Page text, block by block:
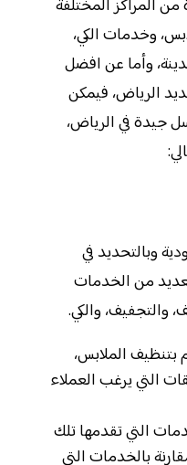
المراكز المختلفة
وخدمات الكي،
وأما عن افضل
الرياض، فيمكن
جيدة في الرياض،
وبالتحديد في
من الخدمات
والتجفيف، والكي.
بتنظيف الملابس،
التي يرغب العملاء
التي تقدمها تلك
بالخدمات التي